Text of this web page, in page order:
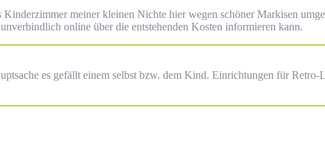
meiner kleinen Nichte hier wegen schöner Markisen
online über die entstehenden Kosten informieren kann.
es gefällt einem selbst bzw. dem Kind. Einrichtungen für